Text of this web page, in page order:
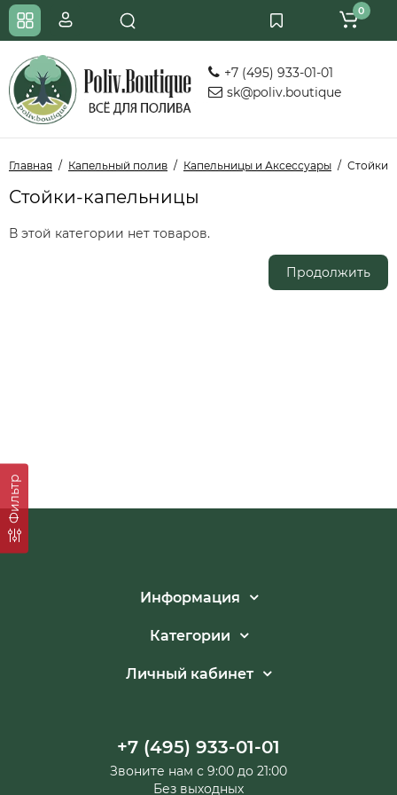
+7 (495) 933-01-01
sk@poliv.boutique
0
Главная Капельный полив Капельницы и Аксессуары Стойки-
Стойки-капельницы
Фильтр
В этой категории нет товаров.
Продолжить
Информация
Категории
Личный кабинет
+7 (495) 933-01-01
Звоните нам с 9:00 до 21:00
Без выходных